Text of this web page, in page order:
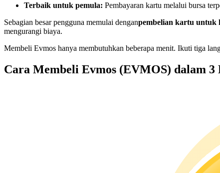
Copy Trading
Terbaik untuk pemula: Pembayaran kartu melalui bursa
Sebagian besar pengguna memulai denganpembelian kartu untuk
mengurangi biaya.
Membeli Evmos hanya membutuhkan beberapa menit. Ikuti tiga
Cara Membeli Evmos (EVMOS) dalam 3